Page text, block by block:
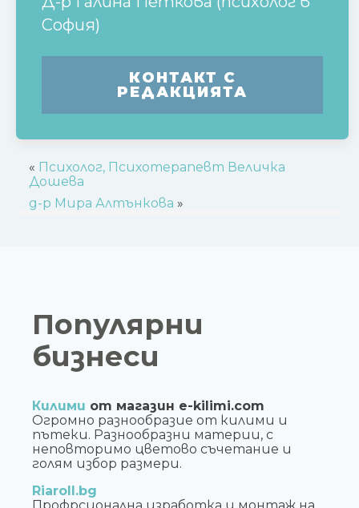
София)
КОНТАКТ С
РЕДАКЦИЯТА
« Психолог, Психотерапевт Величка
Дошева
д-р Мира Алтънкова »
Популярни
бизнеси
Килими от магазин e-kilimi.com
Огромно разнообразие от килими и
пътеки. Разнообразни материи, с
неповторимо цветово съчетание и
голям избор размери.
Riaroll.bg